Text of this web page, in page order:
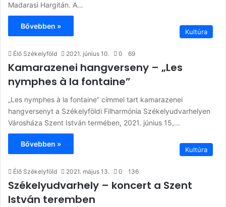
Madarasi Hargitán. A…
Bővebben »
Kultúra
Élő Székelyföld 2021. június 10. 0 69
Kamarazenei hangverseny – „Les
nymphes à la fontaine”
„Les nymphes à la fontaine” címmel tart kamarazenei
hangversenyt a Székelyföldi Filharmónia Székelyudvarhelyen
Városháza Szent István termében, 2021. június 15,…
Bővebben »
Kultúra
Élő Székelyföld 2021. május 13. 0 136
Székelyudvarhely – koncert a Szent
István teremben